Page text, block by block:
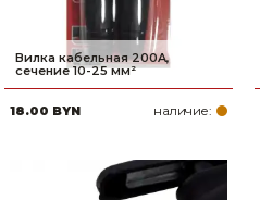
Вилка кабельная 200A,
сечение 10-25 мм²
18.00 BYN наличие: